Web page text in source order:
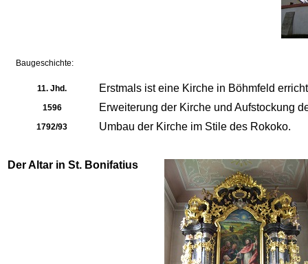
Baugeschichte:
11. Jhd. Erstmals ist eine Kirche in Böhmfeld
1596 Erweiterung der Kirche und Aufstockung
1792/93 Umbau der Kirche im Stile des Rokoko.
Der Altar in St. Bonifatius